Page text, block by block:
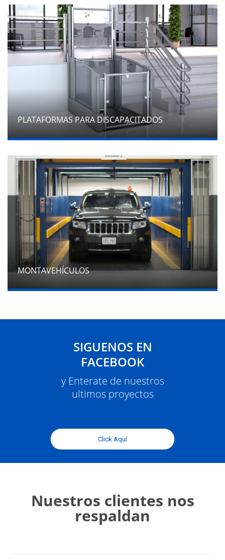
PLATAFORMAS PARA DISCAPACITADOS
MONTAVEHÍCULOS
SIGUENOS EN
FACEBOOK
y Enterate de nuestros
ultimos proyectos
Click Aquí
Nuestros clientes nos
respaldan